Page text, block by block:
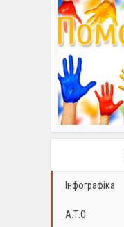
Інфографіка
А.Т.О.